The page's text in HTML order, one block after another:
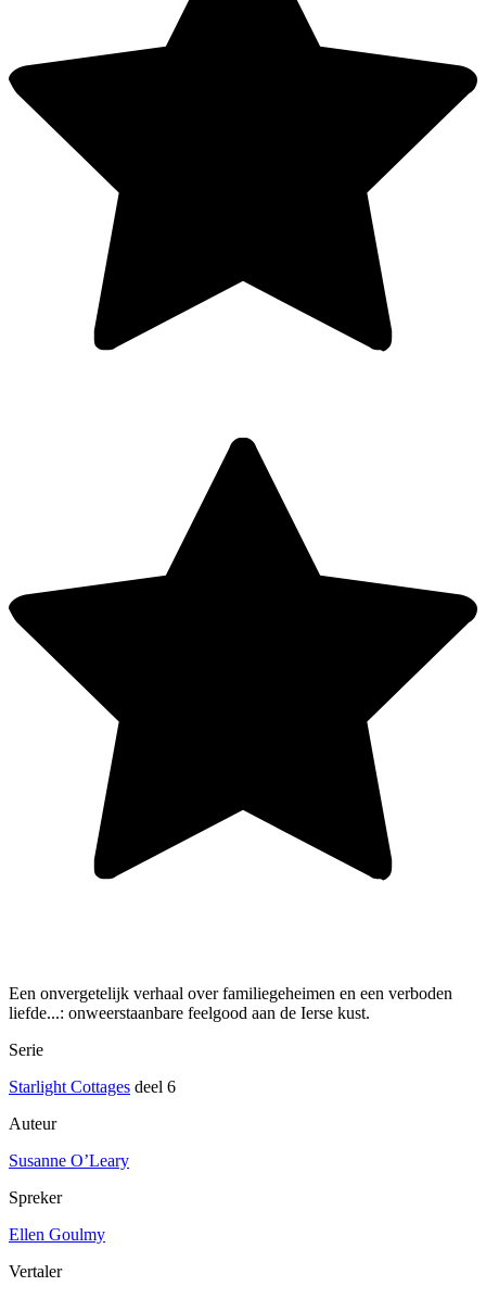
Een onvergetelijk verhaal over familiegeheimen en een verboden
liefde...: onweerstaanbare feelgood aan de Ierse kust.
Serie
Starlight Cottages deel 6
Auteur
Susanne O’Leary
Spreker
Ellen Goulmy
Vertaler